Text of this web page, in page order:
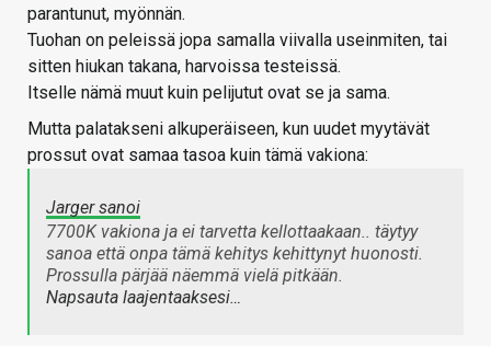
parantunut, myönnän.
Tuohan on peleissä jopa samalla viivalla useinmiten, tai
sitten hiukan takana, harvoissa testeissä.
Itselle nämä muut kuin pelijutut ovat se ja sama.
Mutta palatakseni alkuperäiseen, kun uudet myytävät
prossut ovat samaa tasoa kuin tämä vakiona:
Jarger sanoi
7700K vakiona ja ei tarvetta kellottaakaan.. täytyy
sanoa että onpa tämä kehitys kehittynyt huonosti.
Prossulla pärjää näemmä vielä pitkään.
Napsauta laajentaaksesi…